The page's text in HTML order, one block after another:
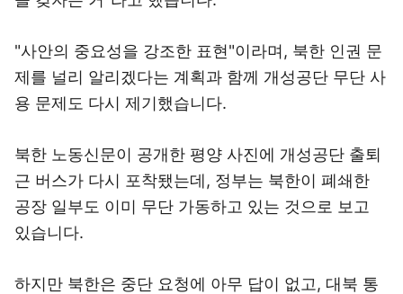
"사안의 중요성을 강조한 표현"이라며, 북한 인권 문
제를 널리 알리겠다는 계획과 함께 개성공단 무단 사
용 문제도 다시 제기했습니다.
북한 노동신문이 공개한 평양 사진에 개성공단 출퇴
근 버스가 다시 포착됐는데, 정부는 북한이 폐쇄한
공장 일부도 이미 무단 가동하고 있는 것으로 보고
있습니다.
하지만 북한은 중단 요청에 아무 답이 없고, 대북 통